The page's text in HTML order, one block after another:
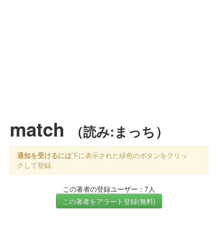
match （読み:まっち）
通知を受けるには下に表示された緑色のボタンをクリッ
クして登録。
この著者の登録ユーザー：7人
この著者をアラート登録(無料)